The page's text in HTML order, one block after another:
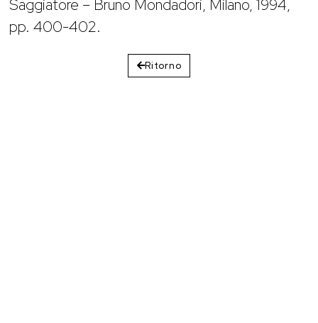
Saggiatore – Bruno Mondadori, Milano, 1994,
pp. 400-402.
Ritorno